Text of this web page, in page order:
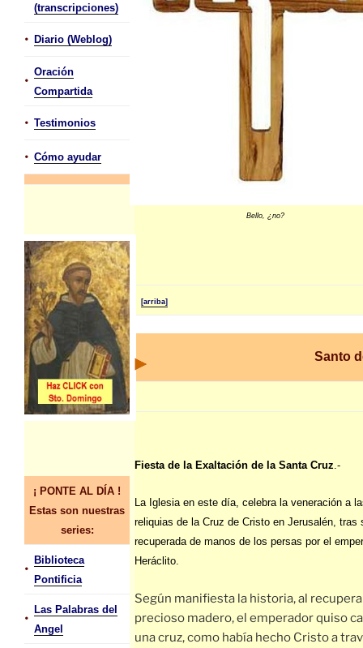
(transcripciones)
• Diario (Weblog)
•
Oración
Compartida
• Testimonios
• Cómo ayudar
¡ PONTE AL DÍA !
Estas son nuestras
series:
•
Biblioteca
Pontificia
•
Las Palabras del
Angel
Bello, ¿no?
[arriba]
Santo
Fiesta de la Exaltación de la Santa Cruz .-
La Iglesia en este día, celebra la veneración a
reliquias de la Cruz de Cristo en Jerusalén, tras
recuperada de manos de los persas por el
Heráclito.
Según manifiesta la historia, al
precioso madero, el emperador quiso
una cruz, como había hecho Cristo a